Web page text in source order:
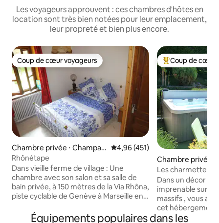
Les voyageurs approuvent : ces chambres d'hôtes en
location sont très bien notées pour leur emplacement,
leur propreté et bien plus encore.
Coup de cœur voyageurs
Coup de cœur voyageurs
Chambre privée ⋅ Champag
neux
Évaluation moyenne sur la
4,96 (451)
Rhônétape
Dans vieille ferme de village : Une
chambre avec son salon et sa salle de
bain privée, à 150 mètres de la Via Rhôna,
piste cyclable de Genève à Marseille en
Calme, verdoyant, endroit parfait pour
Coups de cœur
Coup de cœur
Chambre privée
nod
Les charmettes
Dans un décor
imprenable sur le
massifs , vous
cet hébergement
disposition, une
Équipements populaires dans les